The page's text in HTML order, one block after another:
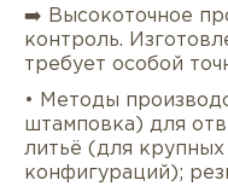
➡️ Высокоточное
контроль.
требует особой
• Методы
штамповка) для
литьё (для
конфигураций);